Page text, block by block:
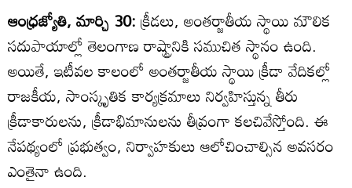
ఆంధ్రజ్యోతి, మార్చి 30:క్రీడలు, అంతర్జాతీయ స్థాయి మౌలిక
సదుపాయాల్లో తెలంగాణ రాష్ట్రానికి సముచిత స్థానం ఉంది.
అయితే, ఇటీవల కాలంలో అంతర్జాతీయ స్థాయి క్రీడా వేదికల్లో
రాజకీయ, సాంస్కృతిక కార్యక్రమాలు నిర్వహిస్తున్న తీరు
క్రీడాకారులను, క్రీడాభిమానులను తీవ్రంగా కలచివేస్తోంది. ఈ
నేపథ్యంలో ప్రభుత్వం, నిర్వాహకులు ఆలోచించాల్సిన అవసరం
ఎంతైనా ఉంది.